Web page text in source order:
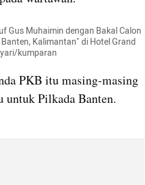
Gus Muhaimin dengan Bakal Calon
Kalimantan" di Hotel Grand
kumparan
PKB itu masing-masing
untuk Pilkada Banten.